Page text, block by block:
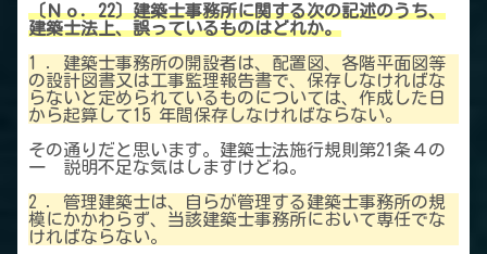
〔Ｎｏ．22〕建築士事務所に関する次の記述のうち、
建築士法上、誤っているものはどれか。
1 ．建築士事務所の開設者は、配置図、各階平面図等
の設計図書又は工事監理報告書で、保存しなければな
らないと定められているものについては、作成した日
から起算して15 年間保存しなければならない。
その通りだと思います。建築士法施行規則第21条４の
一 説明不足な気はしますけどね。
2 ．管理建築士は、自らが管理する建築士事務所の規
模にかかわらず、当該建築士事務所において専任でな
ければならない。